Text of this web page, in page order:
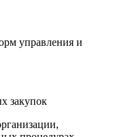
управления и
закупок